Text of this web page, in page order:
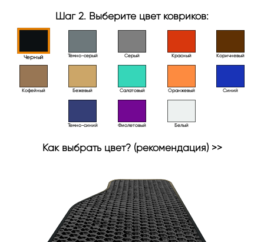
Шаг 2. Выберите цвет ковриков:
Черный Тёмно-серый Серый Красный Коричневый
Кофейный Бежевый Салатовый Оранжевый Синий
Темно-синий Фиолетовый Белый
Как выбрать цвет? (рекомендация) >>